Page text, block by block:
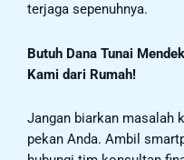
terjaga sepenuhnya.
Butuh Dana Tunai
Kami dari Rumah!
Jangan biarkan masalah
pekan Anda. Ambil